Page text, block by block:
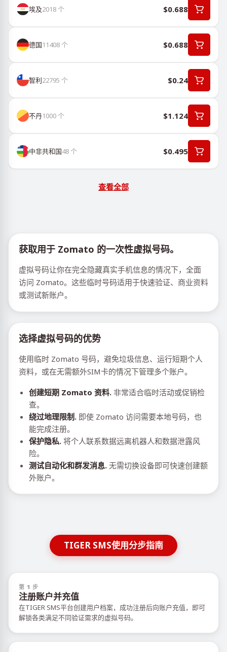
埃及2018个 $0.688
德国11408个 $0.688
智利22795 个 $0.24
不丹1000个 $1.124
中非共和国48个 $0.495
查看全部
获取用于 Zomato 的一次性虚拟号码。
虚拟号码让你在完全隐藏真实手机信息的情况下，全面
访问 Zomato。这些临时号码适用于快速验证、商业资料
或测试新账户。
选择虚拟号码的优势
使用临时 Zomato 号码，避免垃圾信息、运行短期个人
资料，或在无需额外SIM卡的情况下管理多个账户。
创建短期 Zomato 资料. 非常适合临时活动或促销检
查。
绕过地理限制. 即使 Zomato 访问需要本地号码，也
能完成注册。
保护隐私. 将个人联系数据远离机器人和数据泄露风
险。
测试自动化和群发消息. 无需切换设备即可快速创建额
外账户。
TIGER SMS使用分步指南
第 1 步
注册账户并充值
在TIGER SMS平台创建用户档案，成功注册后向账户充值，即可
解锁各类满足不同验证需求的虚拟号码。